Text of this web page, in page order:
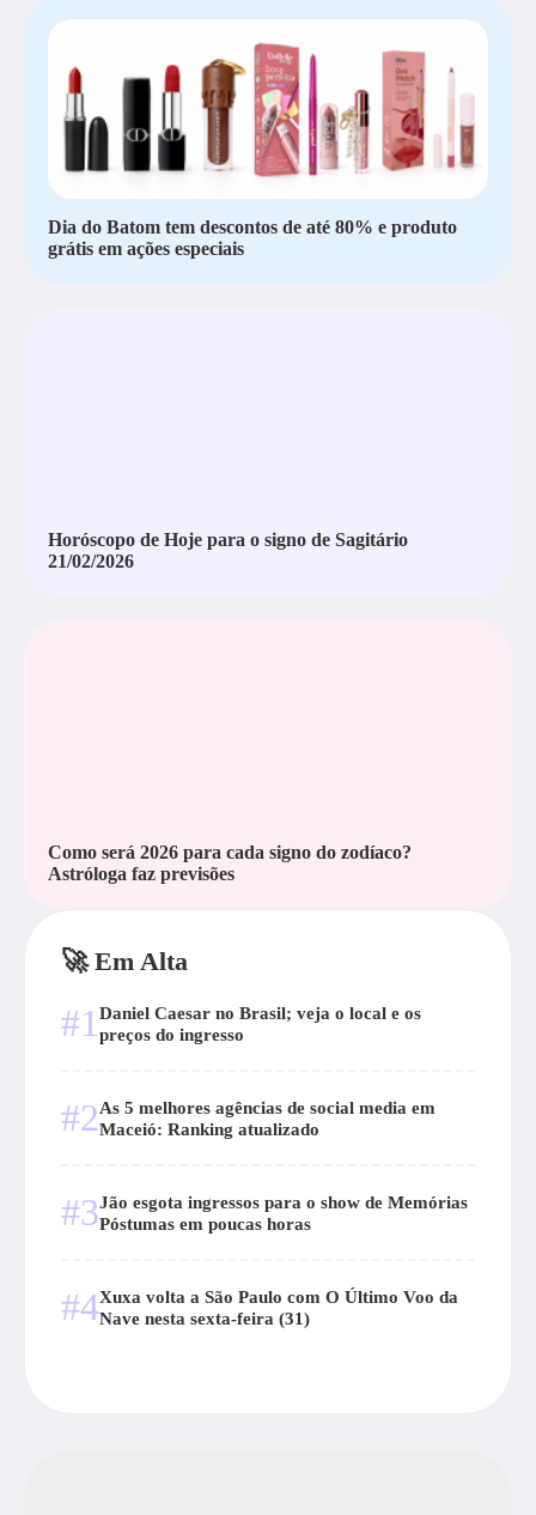
Dia do Batom tem descontos de até 80% e produto
grátis em ações especiais
Horóscopo de Hoje para o signo de Sagitário
21/02/2026
Como será 2026 para cada signo do zodíaco?
Astróloga faz previsões
🚀 Em Alta
#1 Daniel Caesar no Brasil; veja o local e os
preços do ingresso
#2As 5 melhores agências de social media em
Maceió: Ranking atualizado
#3Jão esgota ingressos para o show de Memórias
Póstumas em poucas horas
#4Xuxa volta a São Paulo com O Último Voo da
Nave nesta sexta-feira (31)